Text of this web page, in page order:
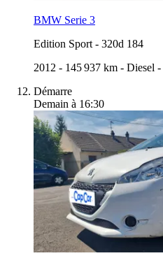
BMW Serie 3
Edition Sport - 320d 184
2012 - 145 937 km - Diesel -
Démarre
Demain à 16:30